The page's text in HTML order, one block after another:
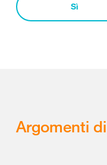
Sì
Argomenti